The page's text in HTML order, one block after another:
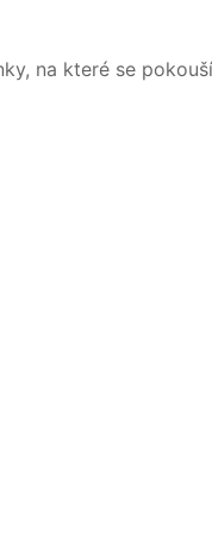
na které se